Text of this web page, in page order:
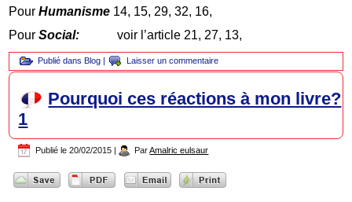
PourHumanisme 14, 15, 29, 32, 16,
PourSocial:voir l’article 21, 27, 13,
Publié dans Blog | Laisser un commentaire
Pourquoi ces réactions à mon livre?
1
Publié le 20/02/2015 | Par Amalric eulsaur